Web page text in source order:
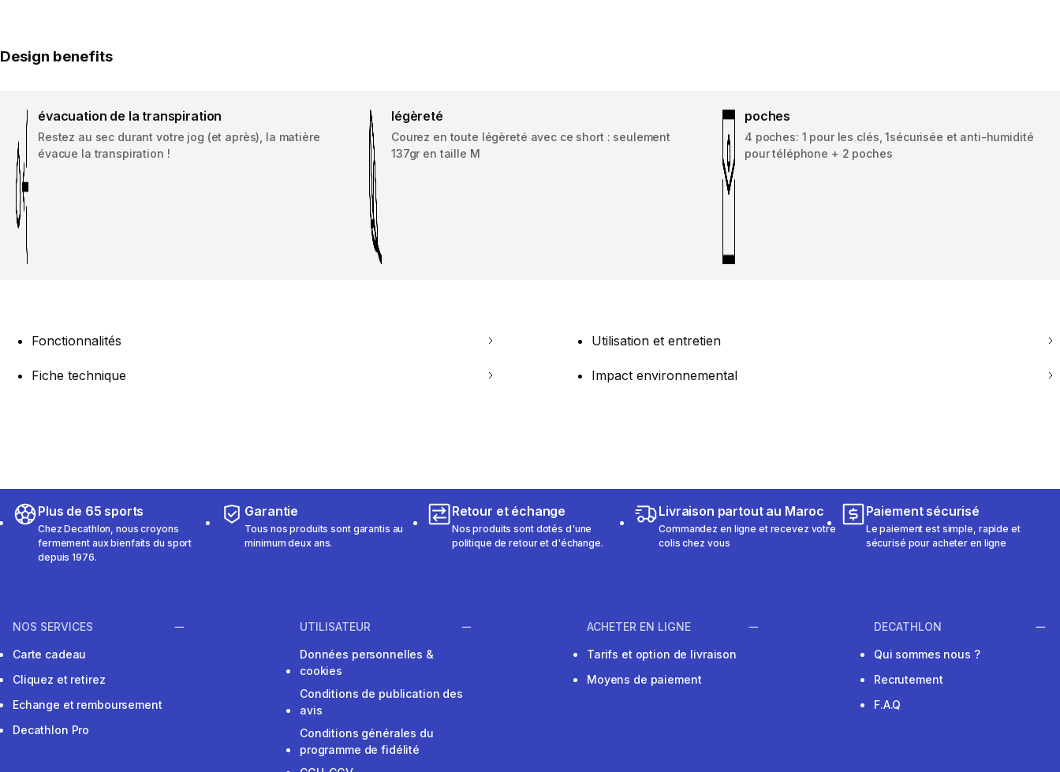
Design benefits
évacuation de la transpiration
Restez au sec durant votre jog (et après), la matière
évacue la transpiration !
légèreté
Courez en toute légèreté avec ce short : seulement
137gr en taille M
poches
4 poches: 1 pour les clés, 1sécurisée et anti-humidité
pour téléphone + 2 poches
Fonctionnalités Utilisation et entretien
Fiche technique Impact environnemental
Plus de 65 sports
Chez Decathlon, nous croyons
fermement aux bienfaits du sport
depuis 1976.
Garantie
Tous nos produits sont garantis au
minimum deux ans.
Retour et échange
Nos produits sont dotés d'une
politique de retour et d'échange.
Livraison partout au Maroc
Commandez en ligne et recevez votre
colis chez vous
Paiement sécurisé
Le paiement est simple, rapide et
sécurisé pour acheter en ligne
NOS SERVICES
Carte cadeau
Cliquez et retirez
Echange et remboursement
Decathlon Pro
UTILISATEUR
Données personnelles &
cookies
Conditions de publication des
avis
Conditions générales du
programme de fidélité
ACHETER EN LIGNE
Tarifs et option de livraison
Moyens de paiement
DECATHLON
Qui sommes nous ?
Recrutement
F.A.Q